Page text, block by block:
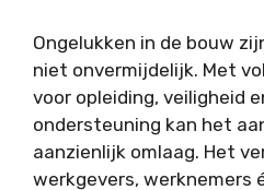
Ongelukken in de bouw
niet onvermijdelijk. Met
voor opleiding, veiligheid
ondersteuning kan het
aanzienlijk omlaag. Het
werkgevers, werknemers